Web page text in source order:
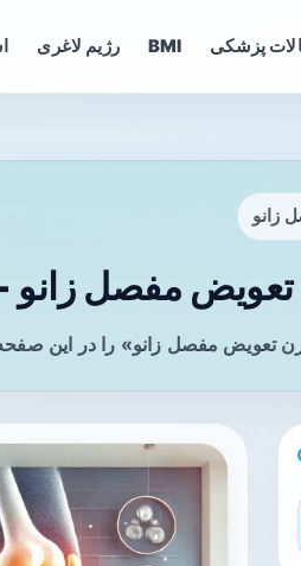
پزشکی BMI رژیم لاغری
زانو
مفصل زانو -
تعویض مفصل زانو» را در این